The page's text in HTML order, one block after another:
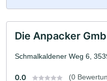
Die Anpacker
Schmalkaldener Weg 6,
0.0 (0